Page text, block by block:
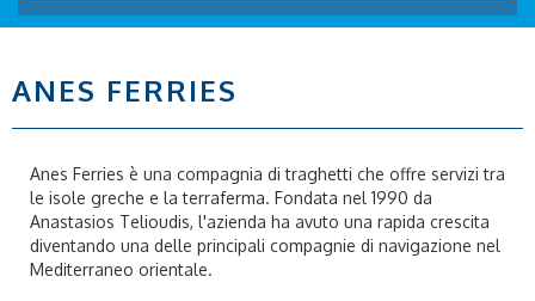
ANES FERRIES
Anes Ferries è una compagnia di traghetti che offre servizi tra
le isole greche e la terraferma. Fondata nel 1990 da
Anastasios Telioudis, l'azienda ha avuto una rapida crescita
diventando una delle principali compagnie di navigazione nel
Mediterraneo orientale.